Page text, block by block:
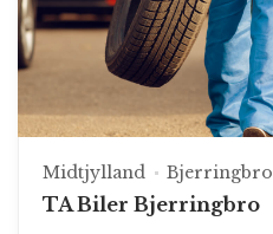
Midtjylland Bjerringbro
TA Biler Bjerringbro